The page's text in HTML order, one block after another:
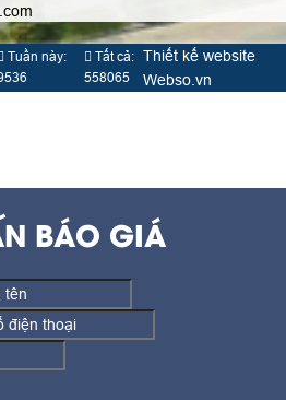
Tuần này:
Tất cả:
558065
Thiết kế website
Webso.vn
BÁO GIÁ